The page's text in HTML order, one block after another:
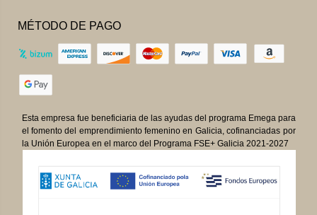
MÉTODO DE PAGO
Esta empresa fue beneficiaria de las ayudas del programa Emega para
el fomento del emprendimiento femenino en Galicia, cofinanciadas por
la Unión Europea en el marco del Programa FSE+ Galicia 2021-2027